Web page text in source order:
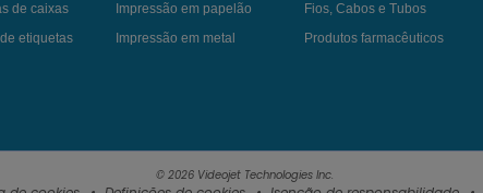
de caixas
etiquetas
Impressão em papelão
Impressão em metal
Fios, Cabos e Tubos
Produtos farmacêuticos
© 2026 Videojet Technologies Inc.